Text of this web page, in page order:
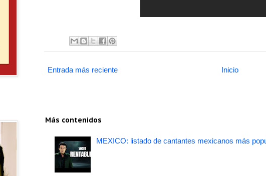
Entrada más reciente Inicio
Más contenidos
MEXICO: listado de cantantes mexicanos más